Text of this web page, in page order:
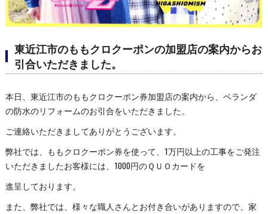
東近江市のももクロクーポンの加盟店の案内からお
引合いただきました。
本日、東近江市のももクロクーポン券加盟店の案内から、ベランダ
の防水のリフォームのお引合をいただきました。
ご連絡いただきましてありがとうございます。
弊社では、ももクロクーポン券を使って、1万円以上の工事をご発注
いただきましたお客様には、1000円のＱＵＯカードを
進呈しております。
また、弊社では、様々な職人さんとお付き合いがありますので、家